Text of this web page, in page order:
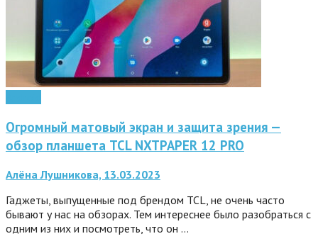
Огромный матовый экран и защита зрения —
обзор планшета TCL NXTPAPER 12 PRO
Алёна Лушникова, 13.03.2023
Гаджеты, выпущенные под брендом TCL, не очень часто
бывают у нас на обзорах. Тем интереснее было разобраться с
одним из них и посмотреть, что он …